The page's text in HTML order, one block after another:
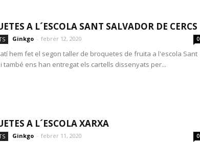
A L´ESCOLA SANT SALVADOR DE CERCS
Ginkgo - febrer 12, 2020 0
hem fet el segon taller de broquetes de fruita a l'escola Sant
també ens han entregat els cartells dissenyats per...
A L´ESCOLA XARXA
Ginkgo - febrer 11, 2020 0